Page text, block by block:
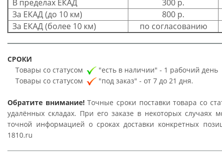
В пределах ЕКАД
300 р.
За ЕКАД (до 10 км)
800 р.
За ЕКАД (более 10 км)
по согласованию
СРОКИ
Товары со статусом
"есть в наличии" - 1 рабочий день
Товары со статусом
"под заказ" - от 7 до 21 дня.
Обратите внимание!Точные сроки поставки товара со
удалённых складах. При его заказе в некоторых случаях
точной информацией о сроках доставки конкретных
1810.ru